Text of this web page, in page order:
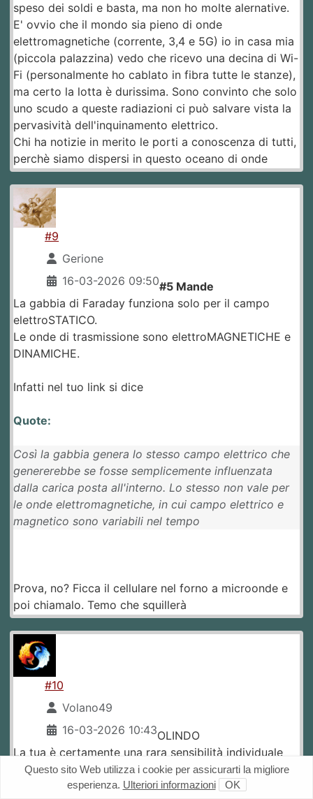
speso dei soldi e basta, ma non ho molte alernative.
E' ovvio che il mondo sia pieno di onde
elettromagnetiche (corrente, 3,4 e 5G) io in casa mia
(piccola palazzina) vedo che ricevo una decina di Wi-
Fi (personalmente ho cablato in fibra tutte le stanze),
ma certo la lotta è durissima. Sono convinto che solo
uno scudo a queste radiazioni ci può salvare vista la
pervasività dell'inquinamento elettrico.
Chi ha notizie in merito le porti a conoscenza di tutti,
perchè siamo dispersi in questo oceano di onde
#9
Gerione
16-03-2026 09:50#5 Mande
La gabbia di Faraday funziona solo per il campo
elettroSTATICO.
Le onde di trasmissione sono elettroMAGNETICHE e
DINAMICHE.
Infatti nel tuo link si dice
Quote:
Così la gabbia genera lo stesso campo elettrico che
genererebbe se fosse semplicemente influenzata
dalla carica posta all'interno. Lo stesso non vale per
le onde elettromagnetiche, in cui campo elettrico e
magnetico sono variabili nel tempo
Prova, no? Ficca il cellulare nel forno a microonde e
poi chiamalo. Temo che squillerà
#10
Volano49
16-03-2026 10:43OLINDO
La tua è certamente una rara sensibilità individuale
sopra la norma. La tecnologia e il cambiamento dello
sfruttamento delle risorse fa aumentare
Questo sito Web utilizza i cookie per assicurarti la migliore
esperienza. Ulteriori informazioni OK